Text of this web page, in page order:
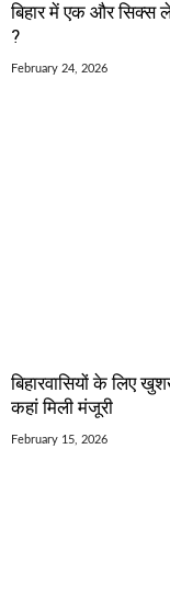
बिहार में एक और सिक्स
?
February 24, 2026
बिहारवासियों के लिए
कहां मिली मंजूरी
February 15, 2026